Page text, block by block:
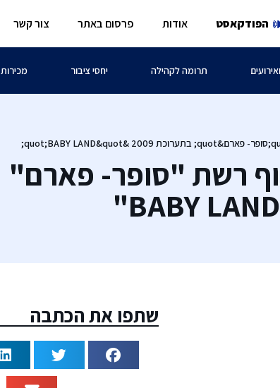
הפודקאסט אודות פרסום באתר צור קשר
תרומה לקהילה יחסי ציבור מכירות
רשת "סופר- פארם"
שתפו את הכתבה